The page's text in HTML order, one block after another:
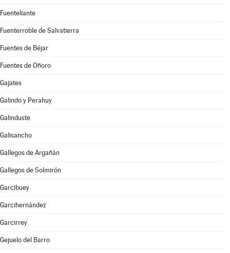
Fuenteliante
Fuenterroble de Salvatierra
Fuentes de Béjar
Fuentes de Oñoro
Gajates
Galindo y Perahuy
Galinduste
Galisancho
Gallegos de Argañán
Gallegos de Solmirón
Garcibuey
Garcihernández
Garcirrey
Gejuelo del Barro